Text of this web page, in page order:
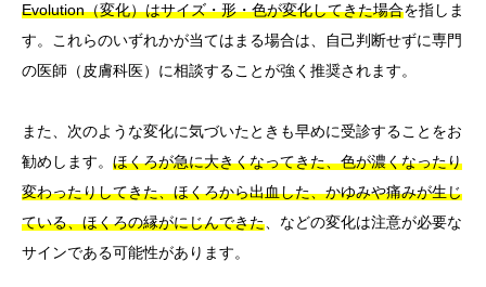
Evolution（変化）はサイズ・形・色が変化してきた場合を指しま
す。これらのいずれかが当てはまる場合は、自己判断せずに専門
の医師（皮膚科医）に相談することが強く推奨されます。
また、次のような変化に気づいたときも早めに受診することをお
勧めします。 ほくろが急に大きくなってきた、色が濃くなったり
変わったりしてきた、ほくろから出血した、かゆみや痛みが生じ
ている、ほくろの縁がにじんできた、などの変化は注意が必要な
サインである可能性があります。